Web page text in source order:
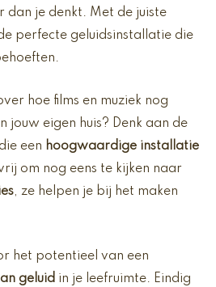
dan je denkt. Met de juiste
perfecte geluidsinstallatie die
hoe films en muziek nog
jouw eigen huis? Denk aan de
een hoogwaardige installatie
om nog eens te kijken naar
, ze helpen je bij het maken
het potentieel van een
geluid in je leefruimte. Eindig